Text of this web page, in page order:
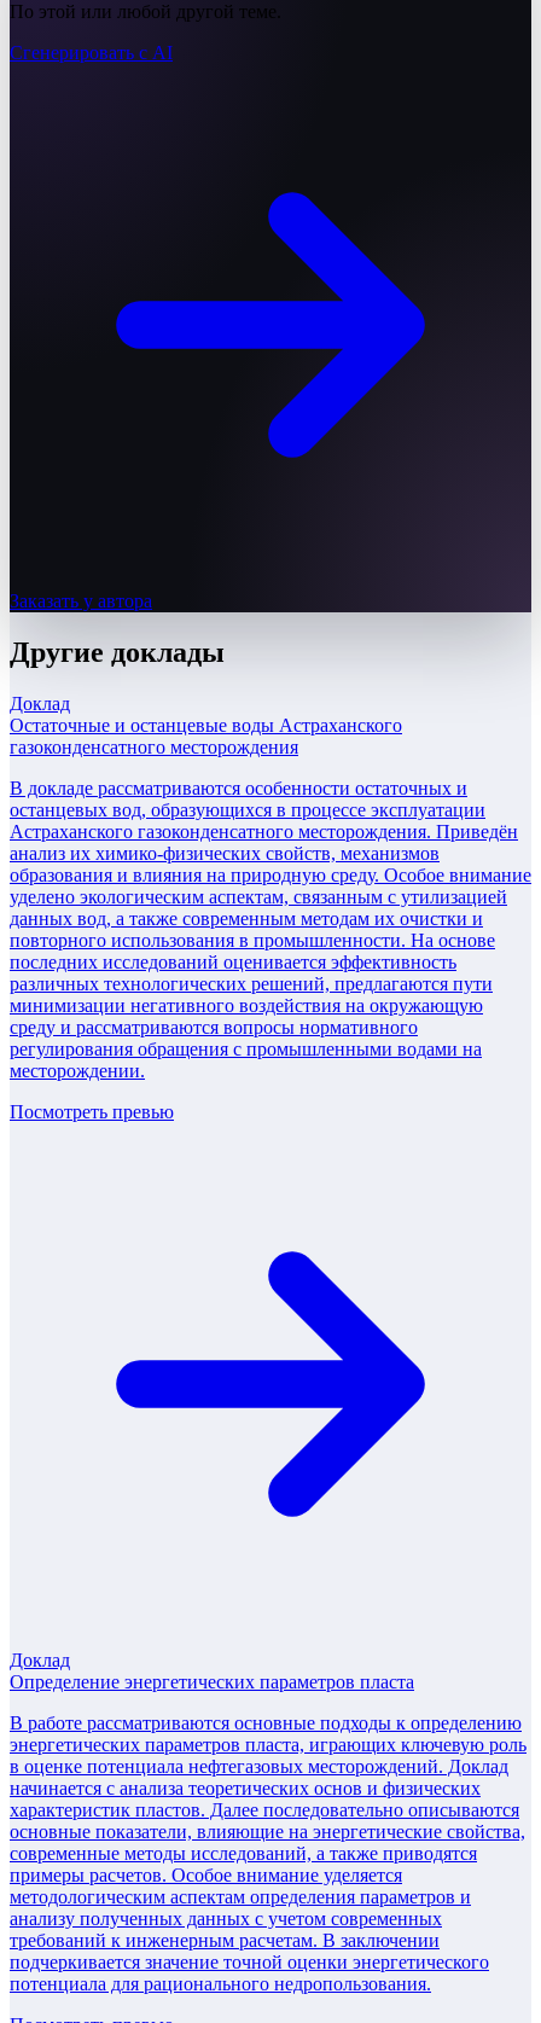
По этой или любой другой теме.
Сгенерировать с AI
Заказать у автора
Другие доклады
Доклад
Остаточные и останцевые воды Астраханского
газоконденсатного месторождения
В докладе рассматриваются особенности остаточных и
останцевых вод, образующихся в процессе эксплуатации
Астраханского газоконденсатного месторождения. Приведён
анализ их химико-физических свойств, механизмов
образования и влияния на природную среду. Особое внимание
уделено экологическим аспектам, связанным с утилизацией
данных вод, а также современным методам их очистки и
повторного использования в промышленности. На основе
последних исследований оценивается эффективность
различных технологических решений, предлагаются пути
минимизации негативного воздействия на окружающую
среду и рассматриваются вопросы нормативного
регулирования обращения с промышленными водами на
месторождении.
Посмотреть превью
Доклад
Определение энергетических параметров пласта
В работе рассматриваются основные подходы к определению
энергетических параметров пласта, играющих ключевую роль
в оценке потенциала нефтегазовых месторождений. Доклад
начинается с анализа теоретических основ и физических
характеристик пластов. Далее последовательно описываются
основные показатели, влияющие на энергетические свойства,
современные методы исследований, а также приводятся
примеры расчетов. Особое внимание уделяется
методологическим аспектам определения параметров и
анализу полученных данных с учетом современных
требований к инженерным расчетам. В заключении
подчеркивается значение точной оценки энергетического
потенциала для рационального недропользования.